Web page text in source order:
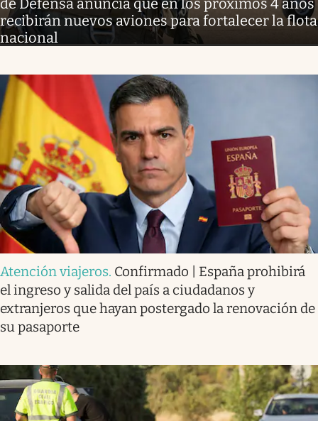
de Defensa anuncia que en los próximos 4 años
recibirán nuevos aviones para fortalecer la flota
nacional
Atención viajeros. Confirmado | España prohibirá
el ingreso y salida del país a ciudadanos y
extranjeros que hayan postergado la renovación de
su pasaporte